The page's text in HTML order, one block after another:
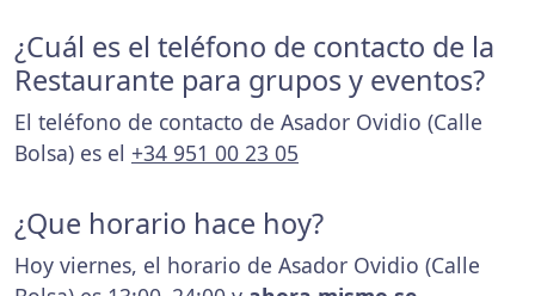
¿Cuál es el teléfono de contacto de la
Restaurante para grupos y eventos?
El teléfono de contacto de Asador Ovidio (Calle
Bolsa) es el +34 951 00 23 05
¿Que horario hace hoy?
Hoy viernes, el horario de Asador Ovidio (Calle